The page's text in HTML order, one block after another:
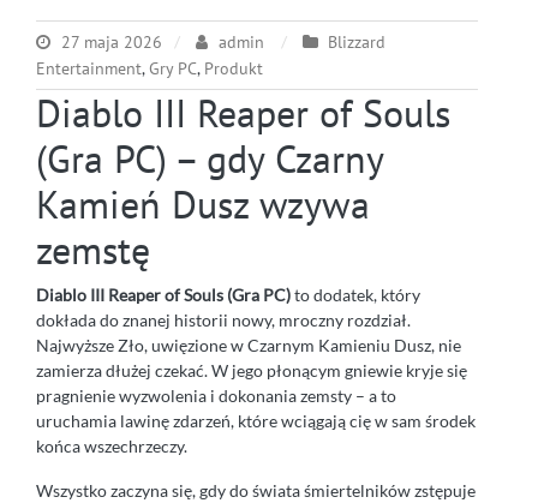
27 maja 2026 admin
Blizzard
Entertainment,Gry PC, Produkt
Diablo III Reaper of Souls
(Gra PC) – gdy Czarny
Kamień Dusz wzywa
zemstę
Diablo III Reaper of Souls (Gra PC)to dodatek, który
dokłada do znanej historii nowy, mroczny rozdział.
Najwyższe Zło, uwięzione w Czarnym Kamieniu Dusz, nie
zamierza dłużej czekać. W jego płonącym gniewie kryje się
pragnienie wyzwolenia i dokonania zemsty – a to
uruchamia lawinę zdarzeń, które wciągają cię w sam środek
końca wszechrzeczy.
Wszystko zaczyna się, gdy do świata śmiertelników zstępuje